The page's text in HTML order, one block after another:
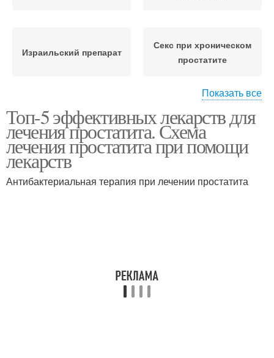
Израильский препарат
Секс при хроническом
простатите
бактериальном
простатите
простатита
Бактериальный
Простатит в израиле
Показать все
Топ-5 эффективных лекарств для
лечения простатита. Схема
лечения простатита при помощи
лекарств
Антибактериальная терапия при лечении простатита